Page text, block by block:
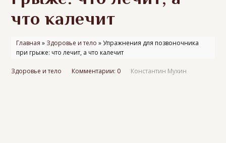
что калечит
Главная » Здоровье и тело »Упражнения для позвоночника
при грыже: что лечит, а что калечит
Здоровье и тело Комментарии: 0 Константин Мухин